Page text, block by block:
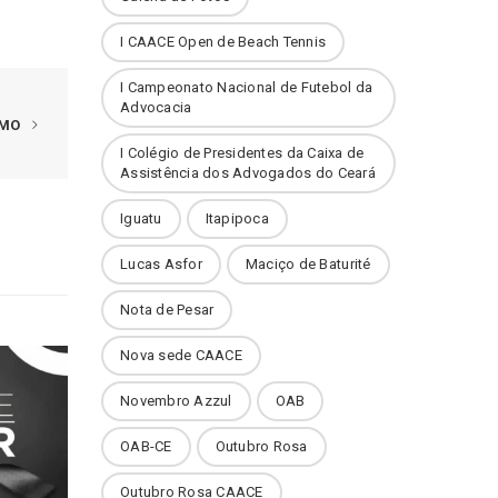
I CAACE Open de Beach Tennis
I Campeonato Nacional de Futebol da
Advocacia
I Colégio de Presidentes da Caixa de
Assistência dos Advogados do Ceará
Iguatu Itapipoca
Lucas Asfor Maciço de Baturité
Nota de Pesar
Nova sede CAACE
Novembro Azzul OAB
OAB-CE Outubro Rosa
Outubro Rosa CAACE